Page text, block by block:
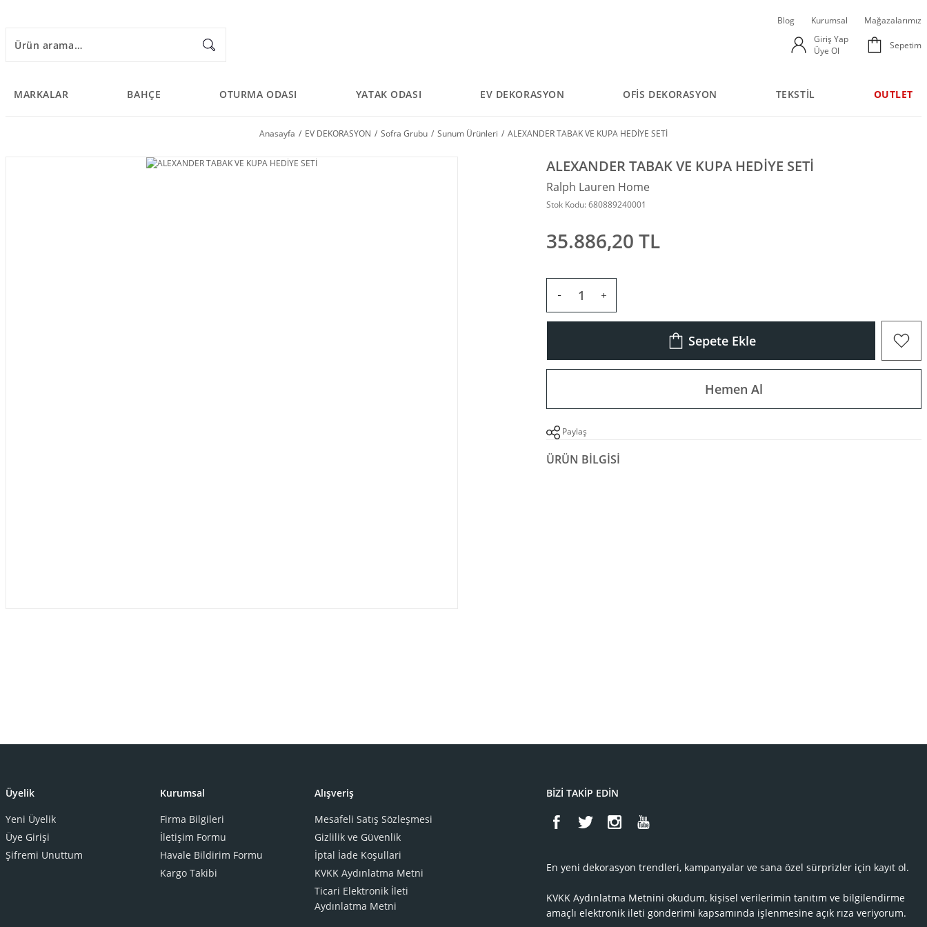
Blog Kurumsal
Mağazalarımız
Giriş Yap
Üye Ol
Sepetim
MARKALAR BAHÇE OTURMA ODASI YATAK ODASI EV DEKORASYON OFİS DEKORASYON TEKSTİL OUTLET
Anasayfa EV DEKORASYON Sofra Grubu Sunum Ürünleri ALEXANDER TABAK VE KUPA HEDİYE SETİ
ALEXANDER TABAK VE KUPA HEDİYE SETİ
Ralph Lauren Home
Stok Kodu: 680889240001
35.886,20 TL
Sepete Ekle
Hemen Al
Paylaş
ÜRÜN BILGISI
Üyelik
Yeni Üyelik
Üye Girişi
Şifremi Unuttum
Kurumsal
Firma Bilgileri
İletişim Formu
Havale Bildirim Formu
Kargo Takibi
Alışveriş
Mesafeli Satış Sözleşmesi
Gizlilik ve Güvenlik
İptal İade Koşullari
KVKK Aydınlatma Metni
Ticari Elektronik İleti
Aydınlatma Metni
BİZİ TAKİP EDİN
En yeni dekorasyon trendleri, kampanyalar ve sana özel sürprizler için kayıt ol.
KVKK Aydınlatma Metnini okudum, kişisel verilerimin tanıtım ve bilgilendirme
amaçlı elektronik ileti gönderimi kapsamında işlenmesine açık rıza veriyorum.